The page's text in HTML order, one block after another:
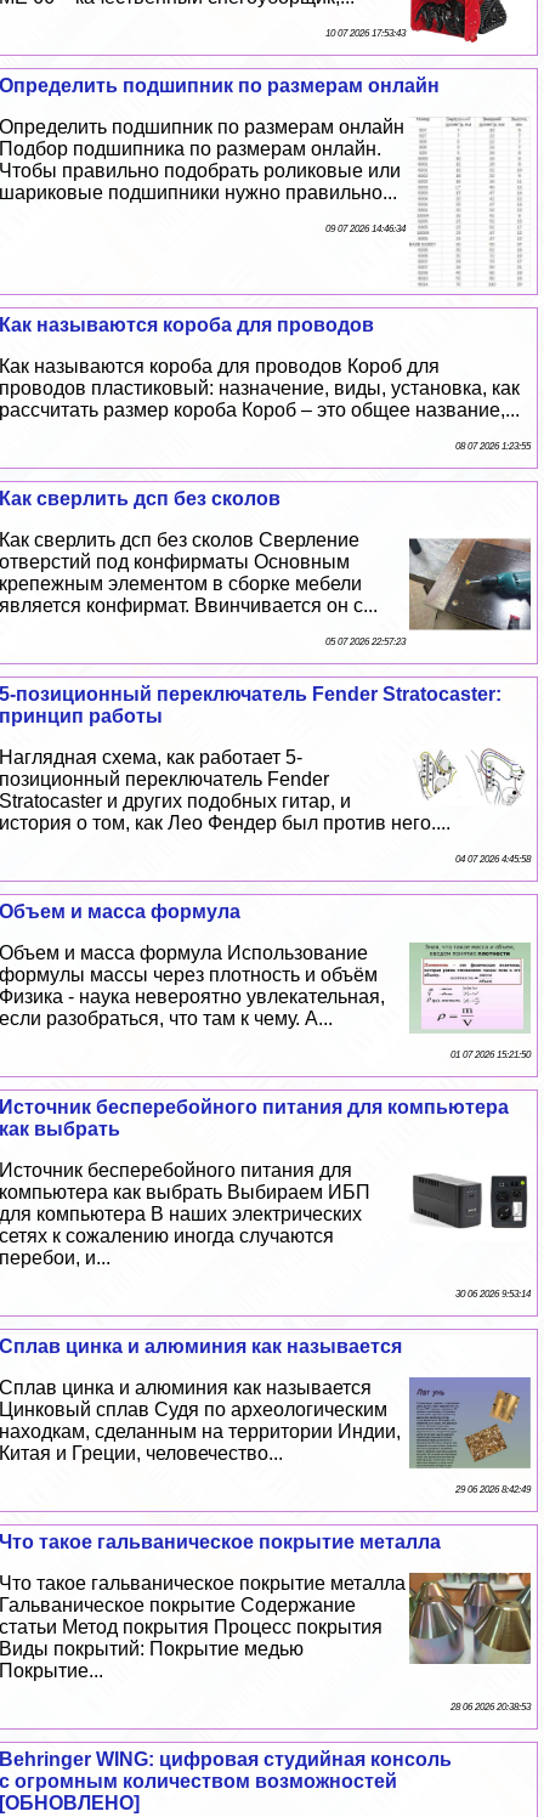
10 07 2026 17:53:43
Определить подшипник по размерам онлайн
Определить подшипник по размерам онлайн
Подбор подшипника по размерам онлайн.
Чтобы правильно подобрать роликовые или
шариковые подшипники нужно правильно...
09 07 2026 14:46:34
Как называются короба для проводов
Как называются короба для проводов Короб для
проводов пластиковый: назначение, виды, установка, как
рассчитать размер короба Короб – это общее название,...
08 07 2026 1:23:55
Как сверлить дсп без сколов
Как сверлить дсп без сколов Сверление
отверстий под конфирматы Основным
крепежным элементом в сборке мебели
является конфирмат. Ввинчивается он с...
05 07 2026 22:57:23
5-позиционный переключатель Fender Stratocaster:
принцип работы
Наглядная схема, как работает 5-
позиционный переключатель Fender
Stratocaster и других подобных гитар, и
история о том, как Лео Фендер был против него....
04 07 2026 4:45:58
Объем и масса формула
Объем и масса формула Использование
формулы массы через плотность и объём
Физика - наука невероятно увлекательная,
если разобраться, что там к чему. А...
01 07 2026 15:21:50
Источник бесперебойного питания для компьютера
как выбрать
Источник бесперебойного питания для
компьютера как выбрать Выбираем ИБП
для компьютера В наших электрических
сетях к сожалению иногда случаются
перебои, и...
30 06 2026 9:53:14
Сплав цинка и алюминия как называется
Сплав цинка и алюминия как называется
Цинковый сплав Судя по археологическим
находкам, сделанным на территории Индии,
Китая и Греции, человечество...
29 06 2026 8:42:49
Что такое гальваническое покрытие металла
Что такое гальваническое покрытие металла
Гальваническое покрытие Содержание
статьи Метод покрытия Процесс покрытия
Виды покрытий: Покрытие медью
Покрытие...
28 06 2026 20:38:53
Behringer WING: цифровая студийная консоль
с огромным количеством возможностей
[ОБНОВЛЕНО]